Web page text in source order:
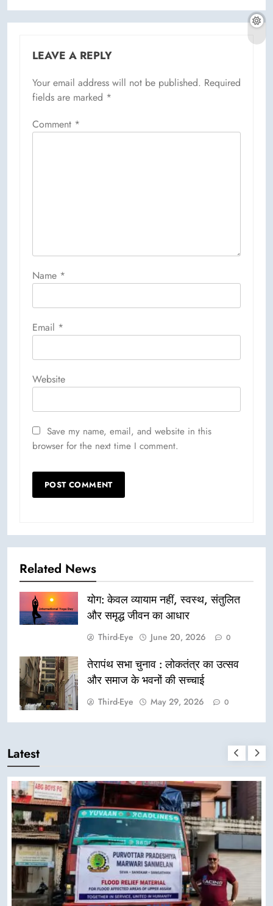
LEAVE A REPLY
Your email address will not be published. Required
fields are marked *
Comment *
Name *
Email *
Website
Save my name, email, and website in this
browser for the next time I comment.
Related News
योग: केवल व्यायाम नहीं, स्वस्थ, संतुलित
और समृद्ध जीवन का आधार
Third-Eye June 20, 2026 0
तेरापंथ सभा चुनाव : लोकतंत्र का उत्सव
और समाज के भवनों की सच्चाई
Third-Eye May 29, 2026 0
Latest